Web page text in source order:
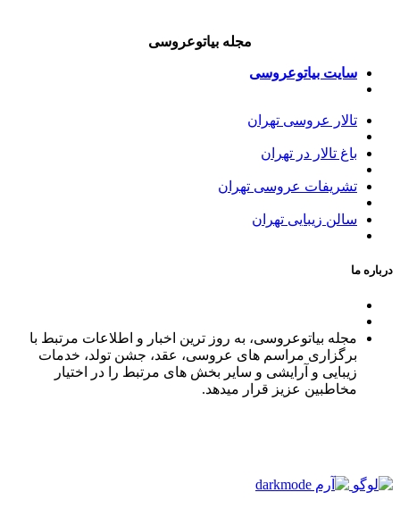
مجله بیاتوعروسی
سایت بیاتوعروسی
تالار عروسی تهران
باغ تالار در تهران
تشریفات عروسی تهران
سالن زیبایی تهران
درباره ما
مجله بیاتوعروسی، به روز ترین اخبار و اطلاعات مرتبط با
برگزاری مراسم های عروسی، عقد، جشن تولد، خدمات
زیبایی و آرایشی و سایر بخش های مرتبط را در اختیار
مخاطبین عزیز قرار میدهد.